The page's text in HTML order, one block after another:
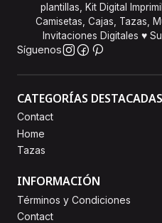
plantillas, Kit Digital
Camisetas, Cajas, Tazas,
Invitaciones Digitales ♥
Síguenos
CATEGORÍAS DESTACADAS
Contact
Home
Tazas
INFORMACIÓN
Términos y Condiciones
Contact